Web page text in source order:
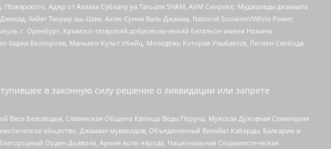
Аджр от Аллаха Субхану уа Тагьаля SHAM, АУМ Синрике, Муджахеды джамаата
Хайят Тахрир аш-Шам, Ахлю Сунна Валь Джамаа, National Socialism/White Power,
г. Оренбург, Крымско-татарский добровольческий батальон имени Номана
Хаджи Белхороев, Маньяки Культ Убийц, Молодёжь Которая Улыбается, Легион Свобода
в законную силу решение о ликвидации или запрете
Веси Беловодья, Славянская Община Капища Веды Перуна, Мужская Духовная Семинария
общество, Джамаат мувахидов, Объединенный Вилайат Кабарды, Балкарии и
Орден Дьявола, Армия воли народа, Национальная Социалистическая